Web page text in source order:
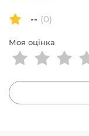
-- (0)
Моя оцінка